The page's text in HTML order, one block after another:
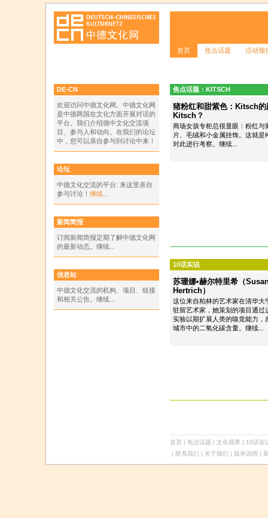
首页 焦点话题 活动预
DE-CN
欢迎访问中德文化网。中德文化网
是中德两国在文化方面开展对话的
平台。我们介绍德中文化交流项
目、参与人和动向。在我们的论坛
中，您可以亲自参与到讨论中来！
论坛
中德文化交流的平台: 来这里亲自
参与讨论！ 继续...
新闻简报
订阅新闻简报定期了解中德文化网
的最新动态。继续...
信息站
中德文化交流的机构、项目、链接
和相关公告。继续...
焦点话题：KITSCH
猪粉红和甜紫色：Kitsch的
Kitsch？
商场女孩专柜总很显眼：粉红与
片、毛绒和小金属挂饰。这就
对此进行考察。继续...
10话实说
苏珊娜•赫尔特里希（
Hertrich）
这位来自柏林的艺术家在清华大
驻留艺术家，她策划的项目通过
实验以期扩展人类的嗅觉能力，
城市中的二氧化碳含量。继续...
首页 | 焦点话题 | 文化视界 | 10话实
| 联系我们 | 关于我们 | 版本说明 |